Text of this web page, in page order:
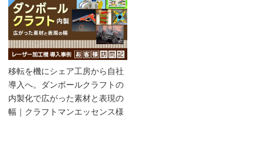
移転を機にシェア工房から自社
導入へ。ダンボールクラフトの
内製化で広がった素材と表現の
幅｜クラフトマンエッセンス様